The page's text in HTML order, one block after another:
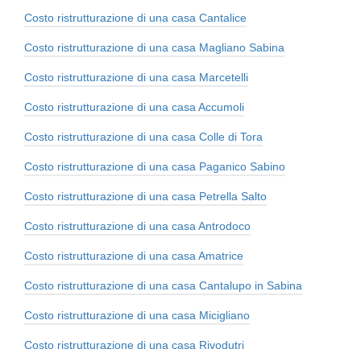
Costo ristrutturazione di una casa Cantalice
Costo ristrutturazione di una casa Magliano Sabina
Costo ristrutturazione di una casa Marcetelli
Costo ristrutturazione di una casa Accumoli
Costo ristrutturazione di una casa Colle di Tora
Costo ristrutturazione di una casa Paganico Sabino
Costo ristrutturazione di una casa Petrella Salto
Costo ristrutturazione di una casa Antrodoco
Costo ristrutturazione di una casa Amatrice
Costo ristrutturazione di una casa Cantalupo in Sabina
Costo ristrutturazione di una casa Micigliano
Costo ristrutturazione di una casa Rivodutri